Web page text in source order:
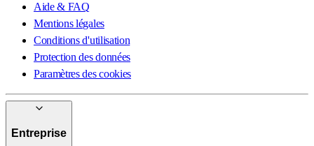
Aide & FAQ
Mentions légales
Conditions d'utilisation
Protection des données
Paramètres des cookies
Entreprise